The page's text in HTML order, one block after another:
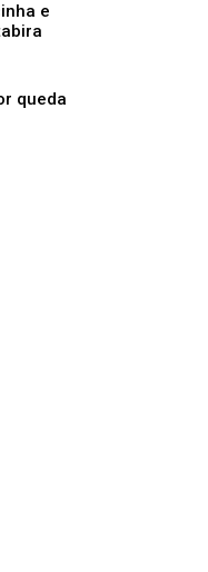
e
queda